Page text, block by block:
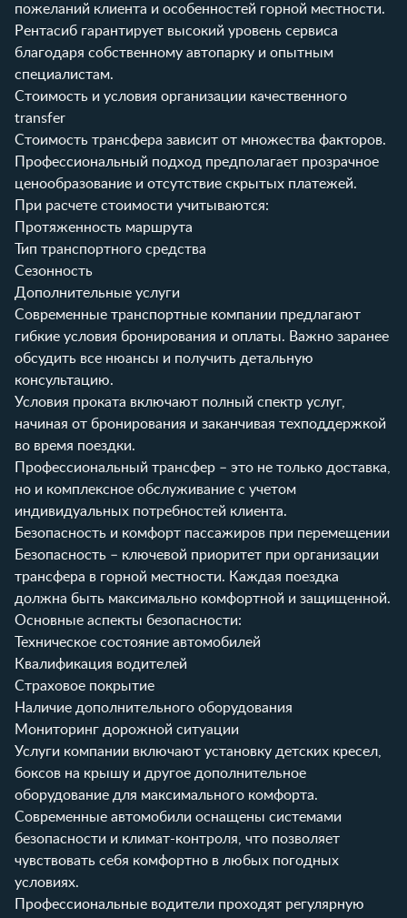
пожеланий клиента и особенностей горной местности.
Рентасиб гарантирует высокий уровень сервиса
благодаря собственному автопарку и опытным
специалистам.
Стоимость и условия организации качественного
transfer
Стоимость трансфера зависит от множества факторов.
Профессиональный подход предполагает прозрачное
ценообразование и отсутствие скрытых платежей.
При расчете стоимости учитываются:
Протяженность маршрута
Тип транспортного средства
Сезонность
Дополнительные услуги
Современные транспортные компании предлагают
гибкие условия бронирования и оплаты. Важно заранее
обсудить все нюансы и получить детальную
консультацию.
Условия проката включают полный спектр услуг,
начиная от бронирования и заканчивая техподдержкой
во время поездки.
Профессиональный трансфер – это не только доставка,
но и комплексное обслуживание с учетом
индивидуальных потребностей клиента.
Безопасность и комфорт пассажиров при перемещении
Безопасность – ключевой приоритет при организации
трансфера в горной местности. Каждая поездка
должна быть максимально комфортной и защищенной.
Основные аспекты безопасности:
Техническое состояние автомобилей
Квалификация водителей
Страховое покрытие
Наличие дополнительного оборудования
Мониторинг дорожной ситуации
Услуги компании включают установку детских кресел,
боксов на крышу и другое дополнительное
оборудование для максимального комфорта.
Современные автомобили оснащены системами
безопасности и климат-контроля, что позволяет
чувствовать себя комфортно в любых погодных
условиях.
Профессиональные водители проходят регулярную